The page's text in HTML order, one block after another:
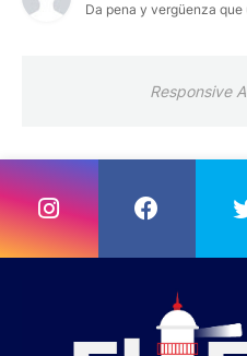
Da pena y vergüenza
Responsive